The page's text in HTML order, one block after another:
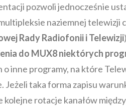
pozwoli jednocześnie
naziemnej telewizji
Rady Radiofonii i Telewizji
do MUX8 niektórych
inne programy, na które
Jeżeli taka forma zapisu
rotacje kanałów